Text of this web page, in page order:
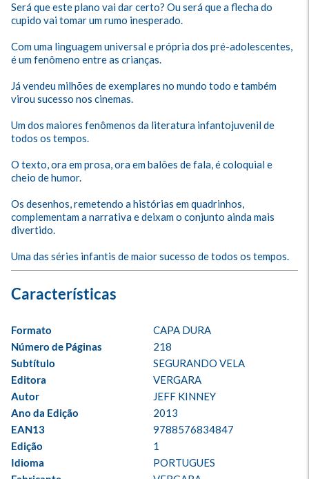
Será que este plano vai dar certo? Ou será que a flecha do
cupido vai tomar um rumo inesperado.
Com uma linguagem universal e própria dos pré-adolescentes,
é um fenômeno entre as crianças.
Já vendeu milhões de exemplares no mundo todo e também
virou sucesso nos cinemas.
Um dos maiores fenômenos da literatura infantojuvenil de
todos os tempos.
O texto, ora em prosa, ora em balões de fala, é coloquial e
cheio de humor.
Os desenhos, remetendo a histórias em quadrinhos,
complementam a narrativa e deixam o conjunto ainda mais
divertido.
Uma das séries infantis de maior sucesso de todos os tempos.
Formato
CAPA DURA
Número de Páginas
218
Subtítulo
SEGURANDO VELA
Editora
VERGARA
Autor
JEFF KINNEY
Ano da Edição
2013
EAN13
9788576834847
Edição
1
Idioma
PORTUGUES